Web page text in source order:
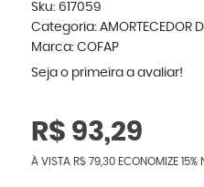
Sku: 617059
Categoria: AMORTECEDOR
Marca: COFAP
Seja o primeira a avaliar!
R$ 93,29
À VISTA R$ 79,30 ECONOMIZE 15%